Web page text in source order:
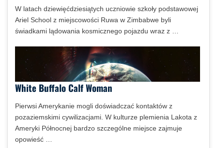
W latach dziewięćdziesiątych uczniowie szkoły podstawowej
Ariel School z miejscowości Ruwa w Zimbabwe byli
świadkami lądowania kosmicznego pojazdu wraz z …
White Buffalo Calf Woman
Pierwsi Amerykanie mogli doświadczać kontaktów z
pozaziemskimi cywilizacjami. W kulturze plemienia Lakota z
Ameryki Północnej bardzo szczególne miejsce zajmuje
opowieść …